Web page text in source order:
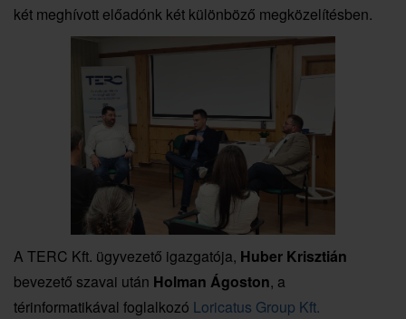
két meghívott előadónk két különböző megközelítésben.
A TERC Kft. ügyvezető igazgatója, Huber Krisztián
bevezető szavai után Holman Ágoston, a
térinformatikával foglalkozó Loricatus Group Kft.